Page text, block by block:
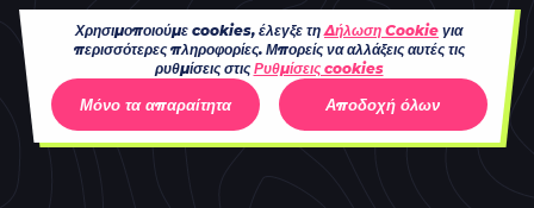
Χρησιμοποιούμε cookies, έλεγξε τηΔήλωση Cookie για
περισσότερες πληροφορίες. Μπορείς να αλλάξεις αυτές τις
ρυθμίσεις στις Ρυθμίσεις cookies
Μόνο τα απαραίτητα Αποδοχή όλων